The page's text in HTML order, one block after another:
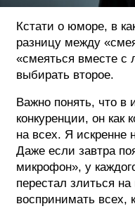
Кстати о юморе, в
разницу между
«смеяться вместе
выбирать второе.
Важно понять, что в
конкуренции, он как
на всех. Я искренне
Даже если завтра
микрофон», у
перестал злиться
воспринимать всех,